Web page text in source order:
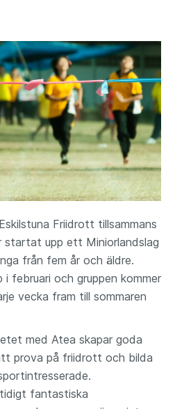
Friidrott tillsammans
startat upp ett Miniorlandslag
från fem år och äldre.
februari och gruppen kommer
vecka fram till sommaren
med Atea skapar goda
prova på friidrott och bilda
fantastiska